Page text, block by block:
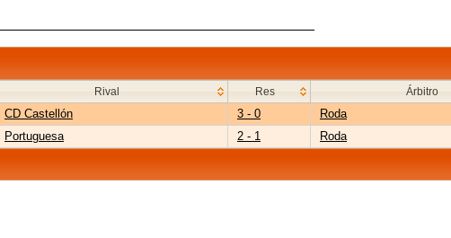
Rival Res Árbitro
CD Castellón 3 - 0 Roda
Portuguesa 2 - 1 Roda